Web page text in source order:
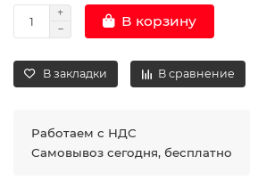
В корзину
В закладки В сравнение
Работаем с НДС
Самовывоз сегодня, бесплатно